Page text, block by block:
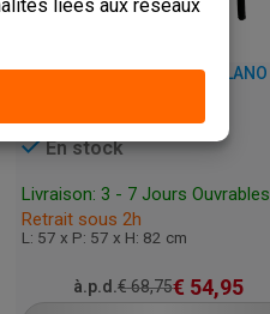
C-MILANO-BLACK
En stock
Livraison: 3 - 7 Jours Ouvrables
Retrait sous 2h
L: 57 x P: 57 x H: 82 cm
à.p.d.€68,75€ 54,95